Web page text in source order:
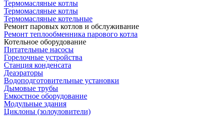
Термомасляные котлы
Термомасляные котлы
Термомасляные котельные
Ремонт паровых котлов и обслуживание
Ремонт теплообменника парового котла
Котельное оборудование
Питательные насосы
Горелочные устройства
Станция конденсата
Деаэраторы
Водоподготовительные установки
Дымовые трубы
Емкостное оборудование
Mодульные здания
Циклоны (золоуловители)